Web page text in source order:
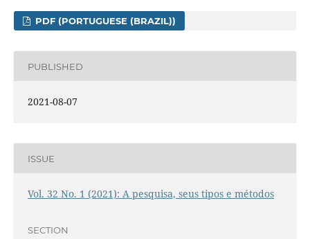
PDF (PORTUGUESE (BRAZIL))
PUBLISHED
2021-08-07
ISSUE
Vol. 32 No. 1 (2021): A pesquisa, seus tipos e métodos
SECTION